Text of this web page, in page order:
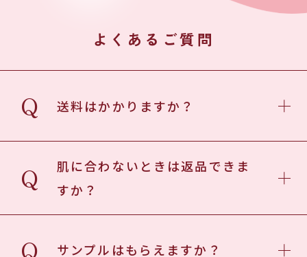
よくあるご質問
Q 送料はかかりますか？
Q
肌に合わないときは返品できま
すか？
Q サンプルはもらえますか？